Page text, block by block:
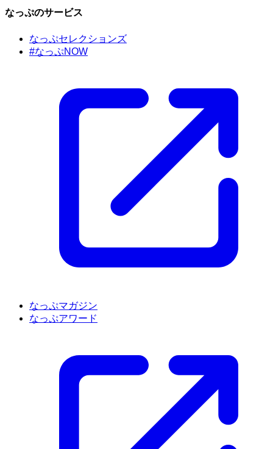
なっぷのサービス
なっぷセレクションズ
#なっぷNOW
なっぷマガジン
なっぷアワード